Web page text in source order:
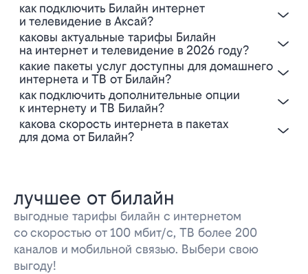
Как подключить Билайн интернет
и телевидение в Аксай?
Каковы актуальные тарифы Билайн
на интернет и телевидение в 2026 году?
Какие пакеты услуг доступны для домашнего
интернета и ТВ от Билайн?
Как подключить дополнительные опции
к интернету и ТВ Билайн?
Какова скорость интернета в пакетах
для дома от Билайн?
лучшее от билайн
выгодные тарифы билайн с интернетом
со скоростью от 100 мбит/с, ТВ более 200
каналов и мобильной связью. Выбери свою
выгоду!